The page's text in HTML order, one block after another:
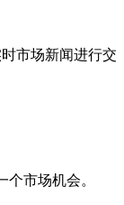
市场新闻进行交
市场机会。